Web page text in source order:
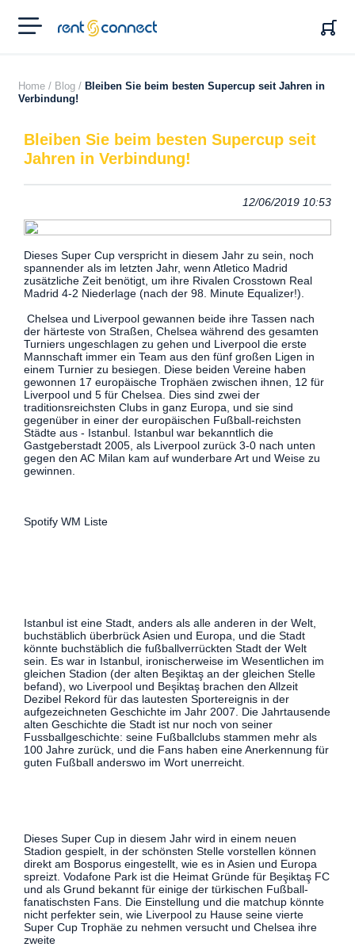
RENT'N
CONNECT
Home / Blog / Bleiben Sie beim besten Supercup seit Jahren in
Verbindung!
Bleiben Sie beim besten Supercup seit
Jahren in Verbindung!
12/06/2019 10:53
Dieses Super Cup verspricht in diesem Jahr zu sein, noch
spannender als im letzten Jahr, wenn Atletico Madrid
zusätzliche Zeit benötigt, um ihre Rivalen Crosstown Real
Madrid 4-2 Niederlage (nach der 98. Minute Equalizer!).
Chelsea und Liverpool gewannen beide ihre Tassen nach
der härteste von Straßen, Chelsea während des gesamten
Turniers ungeschlagen zu gehen und Liverpool die erste
Mannschaft immer ein Team aus den fünf großen Ligen in
einem Turnier zu besiegen. Diese beiden Vereine haben
gewonnen 17 europäische Trophäen zwischen ihnen, 12 für
Liverpool und 5 für Chelsea. Dies sind zwei der
traditionsreichsten Clubs in ganz Europa, und sie sind
gegenüber in einer der europäischen Fußball-reichsten
Städte aus - Istanbul. Istanbul war bekanntlich die
Gastgeberstadt 2005, als Liverpool zurück 3-0 nach unten
gegen den AC Milan kam auf wunderbare Art und Weise zu
gewinnen.
Spotify WM Liste
Istanbul ist eine Stadt, anders als alle anderen in der Welt,
buchstäblich überbrück Asien und Europa, und die Stadt
könnte buchstäblich die fußballverrückten Stadt der Welt
sein. Es war in Istanbul, ironischerweise im Wesentlichen im
gleichen Stadion (der alten Beşiktaş an der gleichen Stelle
befand), wo Liverpool und Beşiktaş brachen den Allzeit
Dezibel Rekord für das lautesten Sportereignis in der
aufgezeichneten Geschichte im Jahr 2007. Die Jahrtausende
alten Geschichte die Stadt ist nur noch von seiner
Fussballgeschichte: seine Fußballclubs stammen mehr als
100 Jahre zurück, und die Fans haben eine Anerkennung für
guten Fußball anderswo im Wort unerreicht.
Dieses Super Cup in diesem Jahr wird in einem neuen
Stadion gespielt, in der schönsten Stelle vorstellen können
direkt am Bosporus eingestellt, wie es in Asien und Europa
spreizt. Vodafone Park ist die Heimat Gründe für Beşiktaş FC
und als Grund bekannt für einige der türkischen Fußball-
fanatischsten Fans. Die Einstellung und die matchup könnte
nicht perfekter sein, wie Liverpool zu Hause seine vierte
Super Cup Trophäe zu nehmen versucht und Chelsea ihre
zweite